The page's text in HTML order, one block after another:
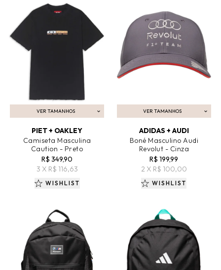
VER TAMANHOS
ADICIONAR AO CARRINHO
PIET + OAKLEY
Camiseta Masculina
Caution - Preto
R$ 349,90
3 X R$ 116,63
WISHLIST
VER TAMANHOS
ADICIONAR AO CARRINHO
ADIDAS + AUDI
Boné Masculino Audi
Revolut - Cinza
R$ 199,99
2 X R$ 100,00
WISHLIST